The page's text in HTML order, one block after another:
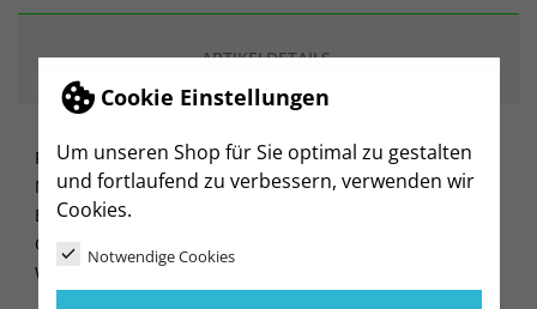
Cookie Einstellungen
Um unseren Shop für Sie optimal zu gestalten
und fortlaufend zu verbessern, verwenden wir
Cookies.
Notwendige Cookies
ARTIKELDETAILS
Frottiertuch aus 94% Baumwolle, 6% Polyester (Bordüre)
Mit bedruckbarer weißer Polyester-Bordüre
Entspricht Ökotex Klasse I
Qualität 400 g/qm
Waschbar bis 60°C